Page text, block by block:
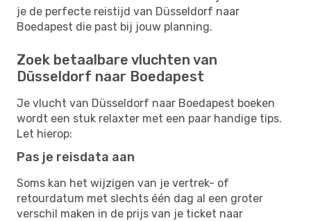
je de perfecte reistijd van Düsseldorf naar
Boedapest die past bij jouw planning.
Zoek betaalbare vluchten van
Düsseldorf naar Boedapest
Je vlucht van Düsseldorf naar Boedapest boeken
wordt een stuk relaxter met een paar handige tips.
Let hierop:
Pas je reisdata aan
Soms kan het wijzigen van je vertrek- of
retourdatum met slechts één dag al een groter
verschil maken in de prijs van je ticket naar